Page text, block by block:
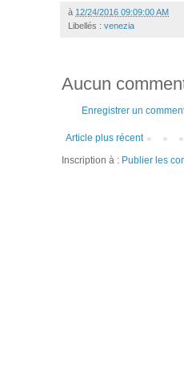
à 12/24/2016 09:09:00 AM
Libellés : venezia
Aucun
Enregistrer un
Article plus récent
Inscription à : Publier les